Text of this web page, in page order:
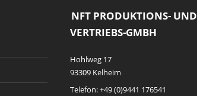
NFT PRODUKTIONS- UND
VERTRIEBS-GMBH
Hohlweg 17
93309 Kelheim
Telefon: +49 (0)9441 176541